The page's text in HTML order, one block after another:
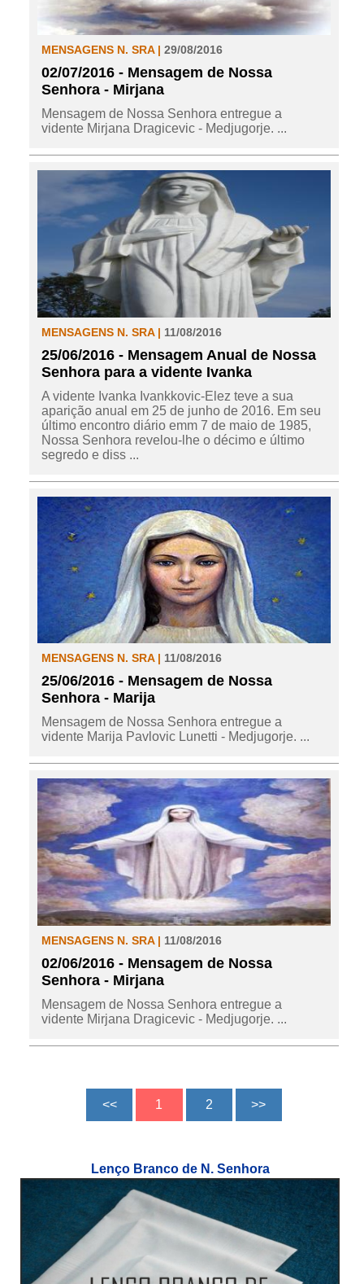
MENSAGENS N. SRA | 29/08/2016
02/07/2016 - Mensagem de Nossa
Senhora - Mirjana
Mensagem de Nossa Senhora entregue a
vidente Mirjana Dragicevic - Medjugorje. ...
MENSAGENS N. SRA | 11/08/2016
25/06/2016 - Mensagem Anual de Nossa
Senhora para a vidente Ivanka
A vidente Ivanka Ivankkovic-Elez teve a sua
aparição anual em 25 de junho de 2016. Em seu
último encontro diário emm 7 de maio de 1985,
Nossa Senhora revelou-lhe o décimo e último
segredo e diss ...
MENSAGENS N. SRA | 11/08/2016
25/06/2016 - Mensagem de Nossa
Senhora - Marija
Mensagem de Nossa Senhora entregue a
vidente Marija Pavlovic Lunetti - Medjugorje. ...
MENSAGENS N. SRA | 11/08/2016
02/06/2016 - Mensagem de Nossa
Senhora - Mirjana
Mensagem de Nossa Senhora entregue a
vidente Mirjana Dragicevic - Medjugorje. ...
Lenço Branco de N. Senhora